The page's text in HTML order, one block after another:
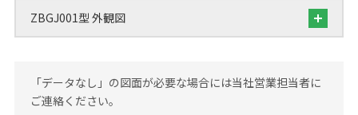
ZBGJ001型 外観図
「データなし」の図面が必要な場合には当社営業担当者に
ご連絡ください。